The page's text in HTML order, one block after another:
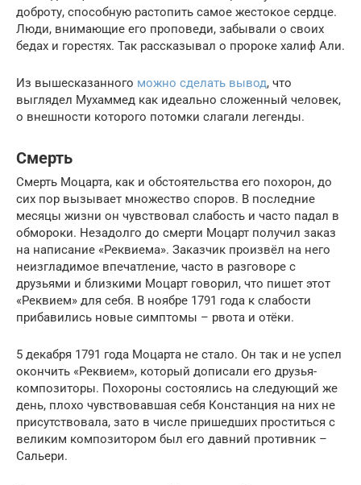
доброту, способную растопить самое жестокое сердце.
Люди, внимающие его проповеди, забывали о своих
бедах и горестях. Так рассказывал о пророке халиф Али.
Из вышесказанного можно сделать вывод, что
выглядел Мухаммед как идеально сложенный человек,
о внешности которого потомки слагали легенды.
Смерть
Смерть Моцарта, как и обстоятельства его похорон, до
сих пор вызывает множество споров. В последние
месяцы жизни он чувствовал слабость и часто падал в
обмороки. Незадолго до смерти Моцарт получил заказ
на написание «Реквиема». Заказчик произвёл на него
неизгладимое впечатление, часто в разговоре с
друзьями и близкими Моцарт говорил, что пишет этот
«Реквием» для себя. В ноябре 1791 года к слабости
прибавились новые симптомы – рвота и отёки.
5 декабря 1791 года Моцарта не стало. Он так и не успел
окончить «Реквием», который дописали его друзья-
композиторы. Похороны состоялись на следующий же
день, плохо чувствовавшая себя Констанция на них не
присутствовала, зато в числе пришедших проститься с
великим композитором был его давний противник –
Сальери.